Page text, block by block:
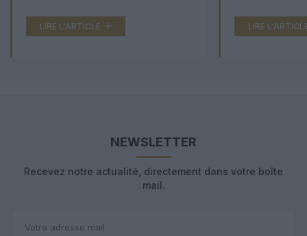
LIRE L'ARTICLE LIRE
NEWSLETTER
Recevez notre actualité, directement dans votre boîte
mail.